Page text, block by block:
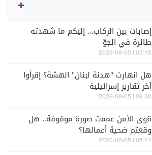
إصابات بين الركاب... إليكم ما شهدته
طائرة في الجوّ
07:15 | 2026-08-05
هل انهارت "هدنة لبنان" الهشة؟ إقرأوا
آخر تقارير إسرائيلية
09:30 | 2026-08-05
قوى الأمن عممت صورة موقوفة.. هل
وقعتم ضحية أعمالها؟
05:24 | 2026-08-05